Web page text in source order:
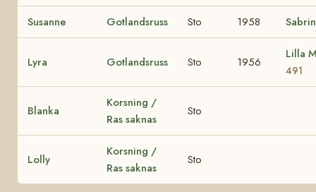
Susanne Gotlandsruss Sto 1958
Lyra Gotlandsruss Sto 1956
Lilla
491
Blanka
Korsning /
Ras saknas
Sto
Lolly
Korsning /
Ras saknas
Sto